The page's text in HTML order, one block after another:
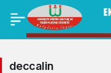
deccalin